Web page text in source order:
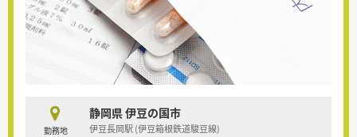
勤務地
静岡県 伊豆の国市
伊豆長岡駅 (伊豆箱根鉄道駿豆線)